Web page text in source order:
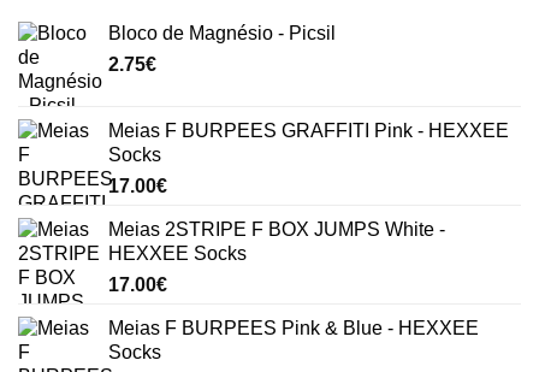
Bloco de Magnésio - Picsil
2.75€
Meias F BURPEES GRAFFITI Pink - HEXXEE
Socks
17.00€
Meias 2STRIPE F BOX JUMPS White -
HEXXEE Socks
17.00€
Meias F BURPEES Pink & Blue - HEXXEE
Socks